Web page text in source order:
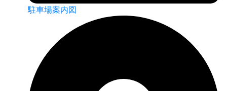
駐車場案内図